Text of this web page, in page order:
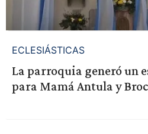
ECLESIÁSTICAS
La parroquia generó un
para Mamá Antula y